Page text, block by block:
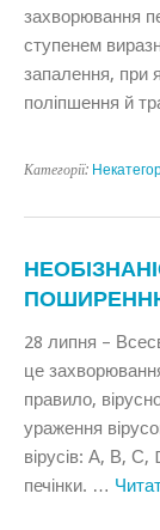
захворювання
ступенем
запалення, при
поліпшення й
Категорії:
28 липня –
це
правило,
ураження
вірусів: А, В, С,
печінки. …